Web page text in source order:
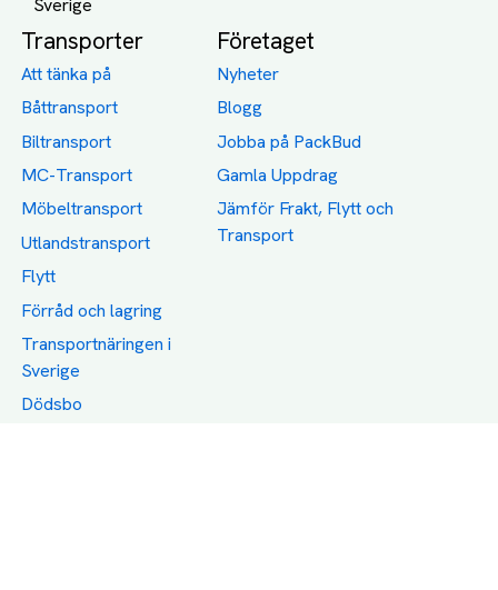
Transporter
Att tänka på
Båttransport
Biltransport
MC-Transport
Möbeltransport
Utlandstransport
Flytt
Förråd och lagring
Transportnäringen i
Sverige
Dödsbo
Företaget
Nyheter
Blogg
Jobba på PackBud
Gamla Uppdrag
Jämför Frakt, Flytt och
Transport